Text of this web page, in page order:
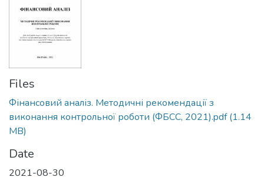
Files
Фінансовий аналіз. Методичні рекомендації з
виконання контрольної роботи (ФБСС, 2021).pdf(1.14
MB)
Date
2021-08-30